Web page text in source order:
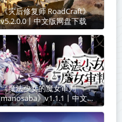
《​灾后修复师 RoadCraft》
v5.2.0.0丨中文版网盘下载
《魔法少女的魔女审判
manosaba》v1.1.1丨中文版
网盘下载